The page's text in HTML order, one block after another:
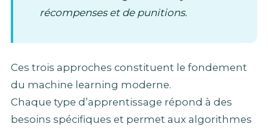
récompenses et de punitions.
Ces trois approches constituent le fondement
du machine learning moderne.
Chaque type d’apprentissage répond à des
besoins spécifiques et permet aux algorithmes